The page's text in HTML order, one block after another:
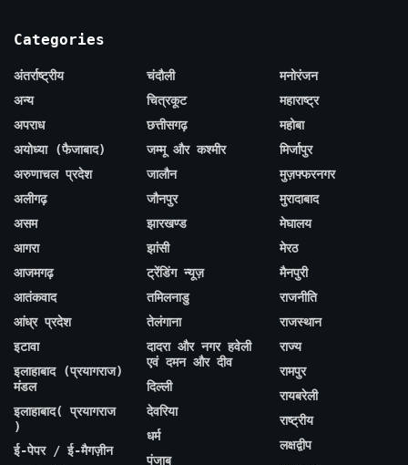
Categories
अंतर्राष्ट्रीय
अन्य
अपराध
अयोध्या (फैजाबाद)
अरुणाचल प्रदेश
अलीगढ़
असम
आगरा
आजमगढ़
आतंकवाद
आंध्र प्रदेश
इटावा
इलाहाबाद (प्रयागराज)
मंडल
इलाहाबाद( प्रयागराज
)
ई-पेपर / ई-मैगज़ीन
चंदौली
चित्रकूट
छत्तीसगढ़
जम्मू और कश्मीर
जालौन
जौनपुर
झारखण्ड
झांसी
ट्रेंडिंग न्यूज़
तमिलनाडु
तेलंगाना
दादरा और नगर हवेली
एवं दमन और दीव
दिल्ली
देवरिया
धर्म
पंजाब
मनोरंजन
महाराष्ट्र
महोबा
मिर्जापुर
मुज़फ्फरनगर
मुरादाबाद
मेघालय
मेरठ
मैनपुरी
राजनीति
राजस्थान
राज्य
रामपुर
रायबरेली
राष्ट्रीय
लक्षद्वीप